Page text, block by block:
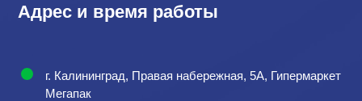
Адрес и время работы
г. Калининград, Правая набережная, 5А, Гипермаркет
Мегапак